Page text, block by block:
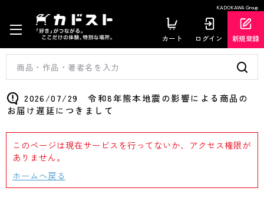
KADOKAWA Group
カート ログイン 新規登録
2026/07/29 令和8年熊本地震の影響による商品の
お届け遅延につきまして
このページは現在サービスを行ってないか、アクセス権限が
ありません。
ホームへ戻る